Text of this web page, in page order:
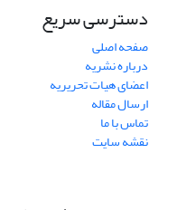
دسترسی سریع
صفحه اصلی
درباره نشریه
اعضای هیات تحریریه
ارسال مقاله
تماس با ما
نقشه سایت